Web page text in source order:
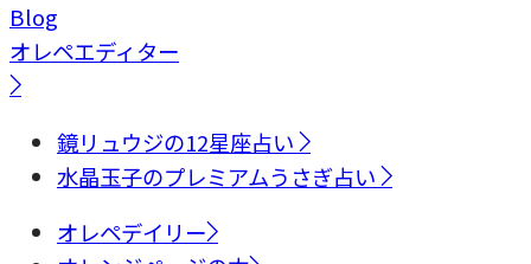
Blog
オレペエディター
鏡リュウジの12星座占い
水晶玉子のプレミアムうさぎ占い
オレペデイリー